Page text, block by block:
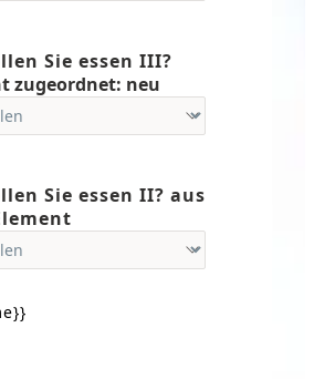
Sie essen III?
zugeordnet: neu
Sie essen II? aus